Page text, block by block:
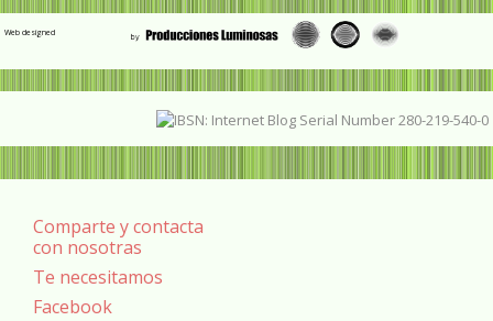
Web designed
Comparte y contacta
con nosotras
Te necesitamos
Facebook